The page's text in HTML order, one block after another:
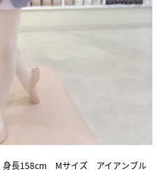
身長158cm Mサイズ アイアンブル